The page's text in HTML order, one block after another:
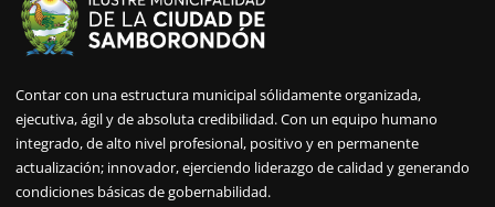
Contar con una estructura municipal sólidamente organizada,
ejecutiva, ágil y de absoluta credibilidad. Con un equipo humano
integrado, de alto nivel profesional, positivo y en permanente
actualización; innovador, ejerciendo liderazgo de calidad y generando
condiciones básicas de gobernabilidad.